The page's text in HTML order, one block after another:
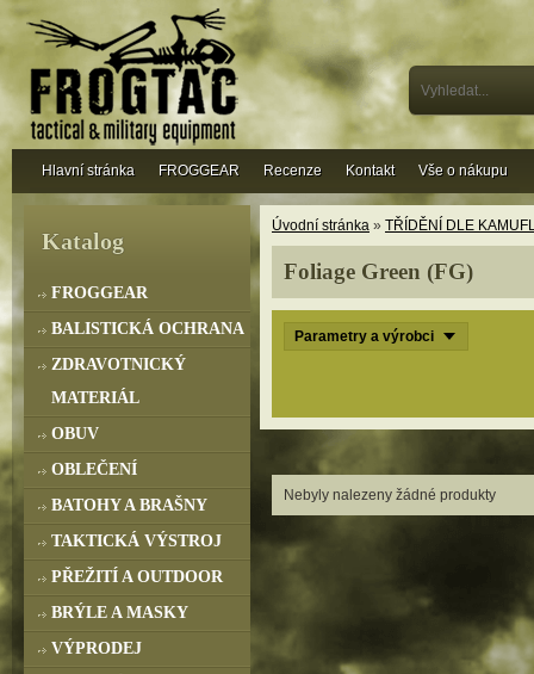
Úvodní stránka » TŘÍDĚNÍ DLE
Foliage Green (FG)
Parametry a výrobci
Nebyly nalezeny žádné produkty
Katalog
FROGGEAR
BALISTICKÁ OCHRANA
ZDRAVOTNICKÝ
MATERIÁL
OBUV
OBLEČENÍ
BATOHY A BRAŠNY
TAKTICKÁ VÝSTROJ
PŘEŽITÍ A OUTDOOR
BRÝLE A MASKY
VÝPRODEJ
Hlavní stránka FROGGEAR Recenze Kontakt Vše o nákupu